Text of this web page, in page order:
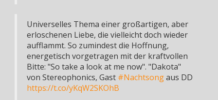
Universelles Thema einer großartigen, aber
erloschenen Liebe, die vielleicht doch wieder
aufflammt. So zumindest die Hoffnung,
energetisch vorgetragen mit der kraftvollen
Bitte: "So take a look at me now". "Dakota"
von Stereophonics, Gast #Nachtsongaus DD
https://t.co/yKqW2SKOhB